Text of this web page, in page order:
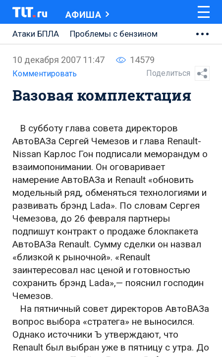
АФИША
Атаки БПЛА
Проблемы с бензином
АВТОВАЗ
Ремонт Центральной площади
Ремонт Обводного шоссе
Неделя Тольятти
10 декабря 2007 11:47 14579
Комментировать Поделиться
Вазовая комплектация
В субботу глава совета директоров
АвтоВАЗа Сергей Чемезов и глава Renault-
Nissan Карлос Гон подписали меморандум о
взаимопонимании. Он оговаривает
намерение АвтоВАЗа и Renault «обновить
модельный ряд, обменяться технологиями и
развивать брэнд Lada». По словам Сергея
Чемезова, до 26 февраля партнеры
подпишут контракт о продаже блокпакета
АвтоВАЗа Renault. Сумму сделки он назвал
«близкой к рыночной». «Renault
заинтересовал нас ценой и готовностью
сохранить брэнд Lada»,— пояснил господин
Чемезов.
На пятничный совет директоров АвтоВАЗа
вопрос выбора «стратега» не выносился.
Однако источники Ъ утверждают, что
Renault был выбран уже в пятницу с утра. До